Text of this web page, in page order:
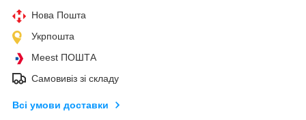
Нова Пошта
Укрпошта
Meest ПОШТА
Самовивіз зі складу
Всі умови доставки